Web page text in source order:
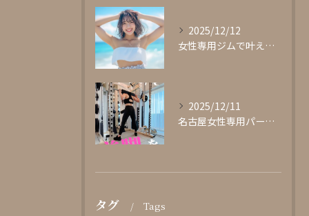
2025/12/12
女性専用ジムで叶える理想の体型作り
2025/12/11
名古屋女性専用パーソナルジムglishグリッシュ
タグ Tags